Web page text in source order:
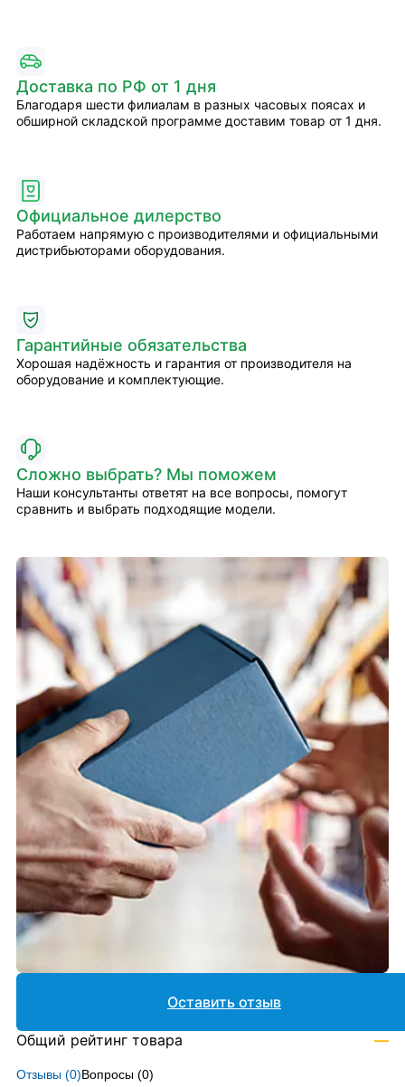
Доставка по РФ от 1 дня
Благодаря шести филиалам в разных часовых поясах и
обширной складской программе доставим товар от 1 дня.
Официальное дилерство
Работаем напрямую с производителями и официальными
дистрибьюторами оборудования.
Гарантийные обязательства
Хорошая надёжность и гарантия от производителя на
оборудование и комплектующие.
Сложно выбрать? Мы поможем
Наши консультанты ответят на все вопросы, помогут
сравнить и выбрать подходящие модели.
Отзывы (0)Вопросы (0)
Оставить отзыв
Общий рейтинг товара —